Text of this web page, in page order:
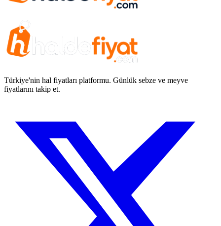
Türkiye'nin hal fiyatları platformu. Günlük sebze ve meyve
fiyatlarını takip et.